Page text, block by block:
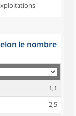
le nombre
1,1
2,5